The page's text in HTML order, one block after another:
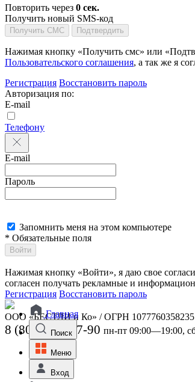
Повторить через 0 сек.
Получить новый SMS-код
Получить СМС Подтвердить
Нажимая кнопку «Получить смс» или
Пользовательского соглашения, а так же я
Регистрация Восстановить пароль
Авторизация по:
E-mail
Телефону
E-mail
Пароль
Запомнить меня на этом компьютере
* Обязательные поля
Войти
Нажимая кнопку «Войти», я даю свое
согласен получать рекламные и
Регистрация Восстановить пароль
ООО «БЕСТЛИ и Ко» / ОГРН
8 (800) 301-07-90 пн-пт 09:00—19:00,
Главная
Поиск
Меню
Вход